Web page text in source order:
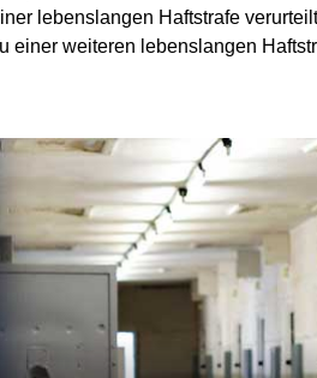
lebenslangen Haftstrafe
einer weiteren lebenslangen